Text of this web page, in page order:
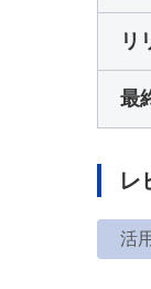
リ
最
レ
活